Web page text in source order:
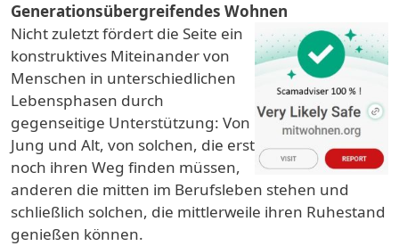
Generationsübergreifendes Wohnen
Nicht zuletzt fördert die Seite ein
konstruktives Miteinander von
Menschen in unterschiedlichen
Lebensphasen durch
gegenseitige Unterstützung: Von
Jung und Alt, von solchen, die erst
noch ihren Weg finden müssen,
anderen die mitten im Berufsleben stehen und
schließlich solchen, die mittlerweile ihren Ruhestand
genießen können.